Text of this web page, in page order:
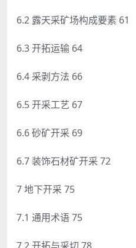
6.2 露天采矿场构成要素 61
6.3 开拓运输 64
6.4 采剥方法 66
6.5 开采工艺 67
6.6 砂矿开采 69
6.7 装饰石材矿开采 72
7 地下开采 75
7.1 通用术语 75